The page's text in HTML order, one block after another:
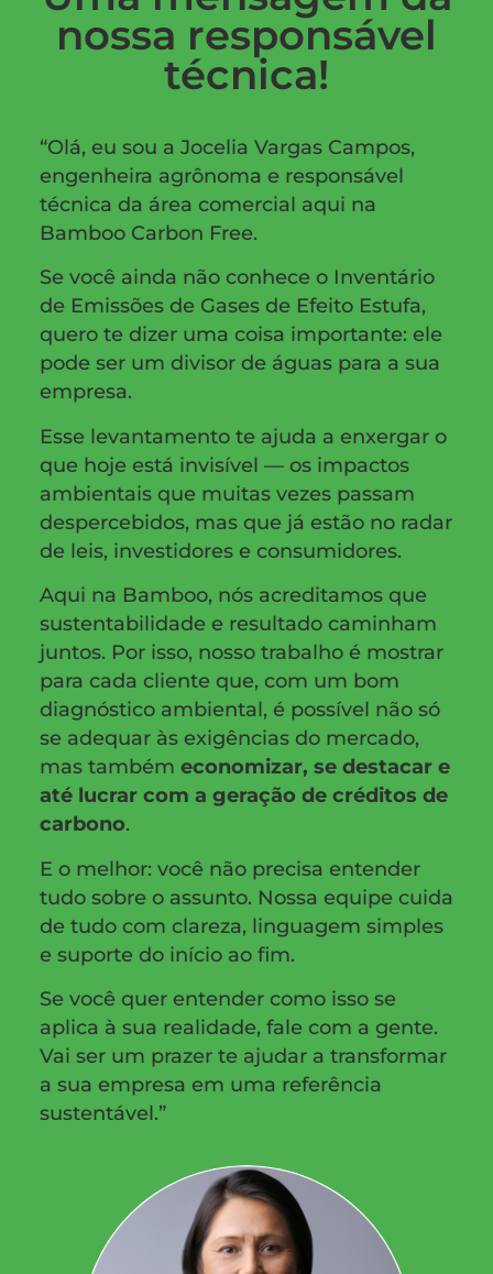
nossa responsável
técnica!
“Olá, eu sou a Jocelia Vargas Campos,
engenheira agrônoma e responsável
técnica da área comercial aqui na
Bamboo Carbon Free.
Se você ainda não conhece o Inventário
de Emissões de Gases de Efeito Estufa,
quero te dizer uma coisa importante: ele
pode ser um divisor de águas para a sua
empresa.
Esse levantamento te ajuda a enxergar o
que hoje está invisível — os impactos
ambientais que muitas vezes passam
despercebidos, mas que já estão no radar
de leis, investidores e consumidores.
Aqui na Bamboo, nós acreditamos que
sustentabilidade e resultado caminham
juntos. Por isso, nosso trabalho é mostrar
para cada cliente que, com um bom
diagnóstico ambiental, é possível não só
se adequar às exigências do mercado,
mas também economizar, se destacar e
até lucrar com a geração de créditos de
carbono.
E o melhor: você não precisa entender
tudo sobre o assunto. Nossa equipe cuida
de tudo com clareza, linguagem simples
e suporte do início ao fim.
Se você quer entender como isso se
aplica à sua realidade, fale com a gente.
Vai ser um prazer te ajudar a transformar
a sua empresa em uma referência
sustentável.”